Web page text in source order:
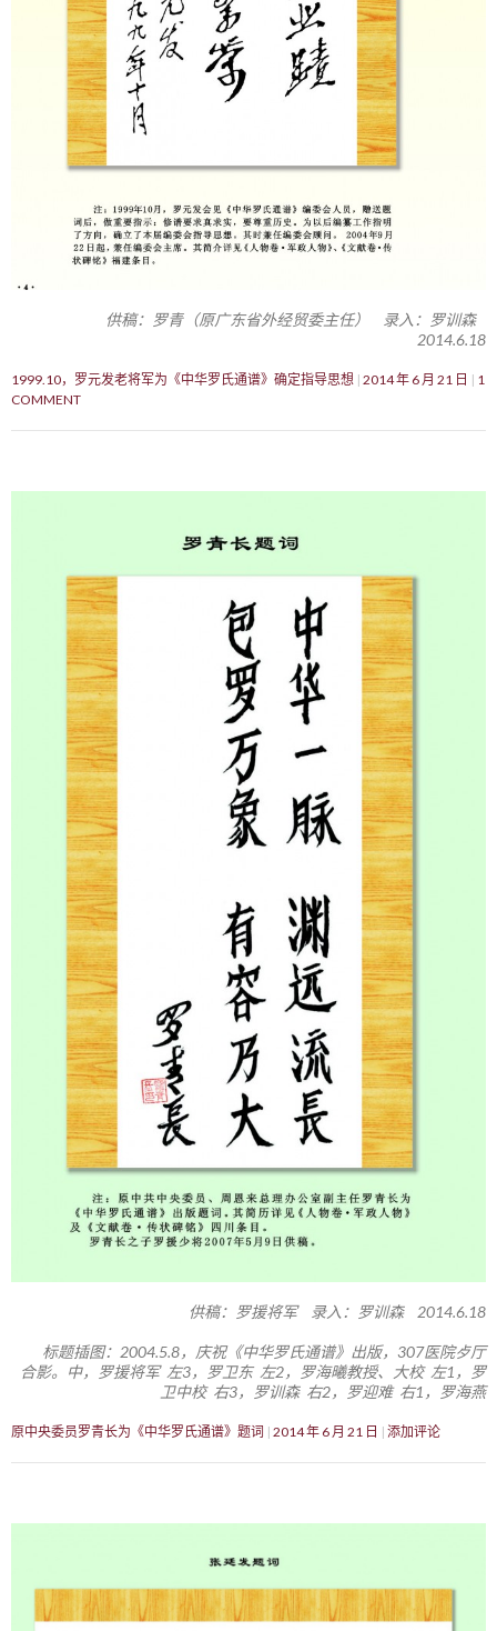
供稿：罗青（原广东省外经贸委主任） 录入：罗训森
2014.6.18
1999.10，罗元发老将军为《中华罗氏通谱》确定指导思想 2014 年 6 月 21 日
1
COMMENT
供稿：罗援将军 录入：罗训森 2014.6.18
标题插图：2004.5.8，庆祝《中华罗氏通谱》出版，307医院歺厅
合影。中，罗援将军 左3，罗卫东 左2，罗海曦教授、大校 左1，罗
卫中校 右3，罗训森 右2，罗迎难 右1，罗海燕
原中央委员罗青长为《中华罗氏通谱》题词 2014 年 6 月 21 日 添加评论